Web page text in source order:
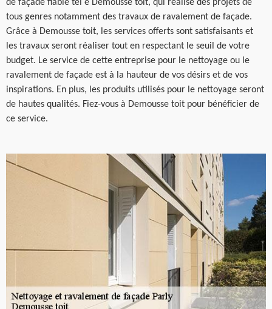
de façade fiable tel e Demousse toit, qui réalise des projets de
tous genres notamment des travaux de ravalement de façade.
Grâce à Demousse toit, les services offerts sont satisfaisants et
les travaux seront réaliser tout en respectant le seuil de votre
budget. Le service de cette entreprise pour le nettoyage ou le
ravalement de façade est à la hauteur de vos désirs et de vos
inspirations. En plus, les produits utilisés pour le nettoyage seront
de hautes qualités. Fiez-vous à Demousse toit pour bénéficier de
ce service.